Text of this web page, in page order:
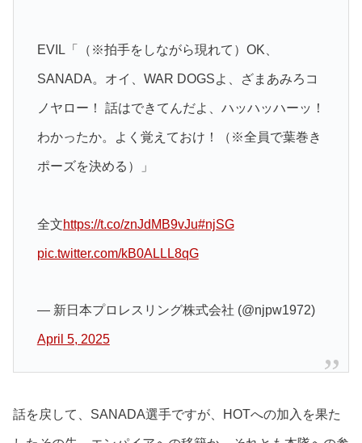
EVIL「（※拍手をしながら現れて）OK、
SANADA。オイ、WAR DOGSよ、ざまあみろコ
ノヤロー！ 話はできてんだよ、ハッハッハーッ！
わかったか。よく覚えておけ！（※全員で葉巻き
ポーズを決める）」
全文https://t.co/znJdMB9vJu#njSG
pic.twitter.com/kB0ALLL8qG
— 新日本プロレスリング株式会社 (@njpw1972)
April 5, 2025
話を戻して、SANADA選手ですが、HOTへの加入を果た